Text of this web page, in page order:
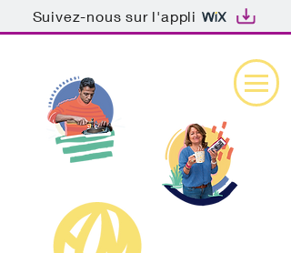
Suivez-nous sur l'appli